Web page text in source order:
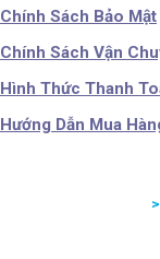
Chính Sách Bảo Mật
Chính Sách Vận
Hình Thức Thanh
Hướng Dẫn Mua